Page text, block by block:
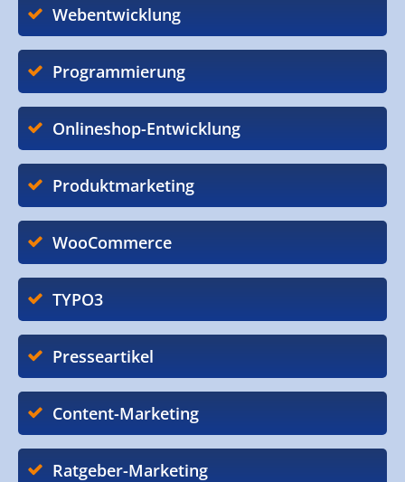
Webentwicklung
Programmierung
Onlineshop-Entwicklung
Produktmarketing
WooCommerce
TYPO3
Presseartikel
Content-Marketing
Ratgeber-Marketing